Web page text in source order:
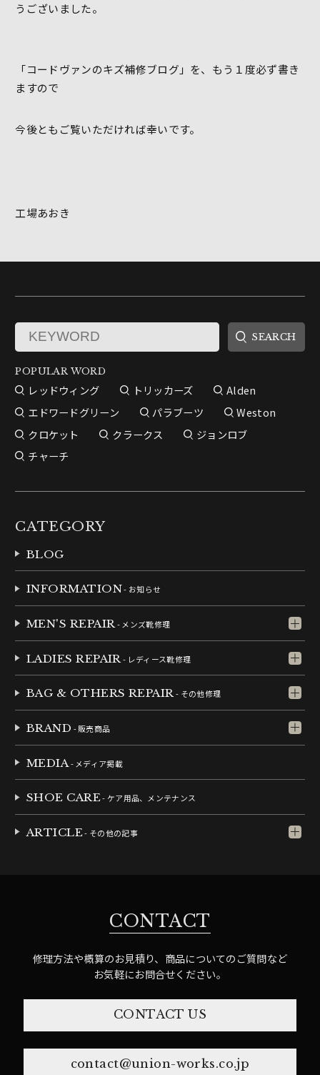
うございました。
「コードヴァンのキズ補修ブログ」を、もう１度必ず書き
ますので
今後ともご覧いただければ幸いです。
工場あおき
POPULAR WORD
レッドウィング トリッカーズ
Alden
エドワードグリーン
パラブーツ
Weston
クロケット
クラークス
ジョンロブ
チャーチ
CATEGORY
BLOG
INFORMATION- お知らせ
MEN'S REPAIR- メンズ靴修理
LADIES REPAIR - レディース靴修理
BAG & OTHERS REPAIR- その他修理
BRAND - 販売商品
MEDIA- メディア掲載
SHOE CARE- ケア用品、メンテナンス
ARTICLE- その他の記事
CONTACT
修理方法や概算のお見積り、商品についてのご質問など
お気軽にお問合せください。
CONTACT US
contact@union-works.co.jp